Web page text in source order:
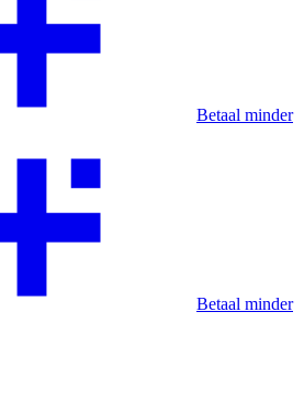
Betaal minder
Betaal minder